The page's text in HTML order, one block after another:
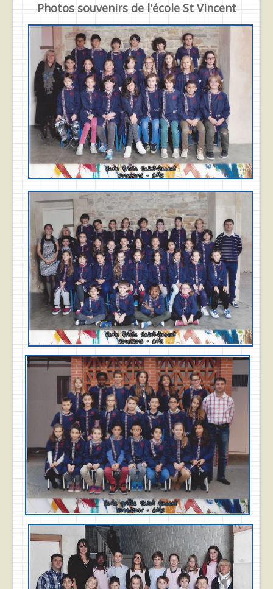
Photos souvenirs de l'école St Vincent